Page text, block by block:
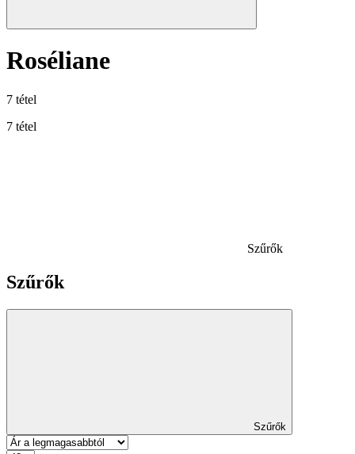
Roséliane
7 tétel
7 tétel
Szűrők
Szűrők
Szűrők